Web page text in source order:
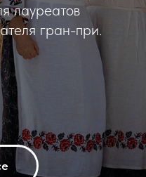
лауреатов
гран-при.